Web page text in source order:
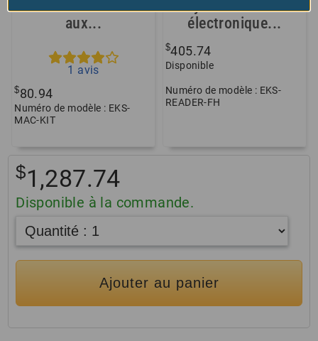
aux...
1 avis
$80.94
Numéro de modèle : EKS-
MAC-KIT
électronique...
$405.74
Disponible
Numéro de modèle : EKS-
READER-FH
$1,287.74
Disponible à la commande.
Ajouter au panier